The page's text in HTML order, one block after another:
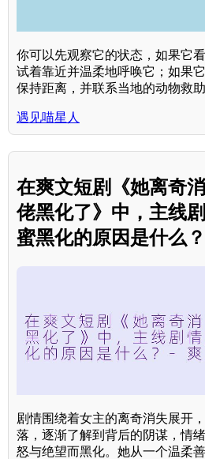
你可以先观察它的状态，如果它
试着靠近并温柔地呼唤它；如果
保持距离，并联系当地的动物救
遇见喵星人
在爽文短剧《她离奇
佬黑化了》中，主线
蜜黑化的原因是什么？
剧情围绕着女主的离奇消失展开
落，逐渐了解到背后的阴谋，情
怒与绝望而黑化。她从一个温柔